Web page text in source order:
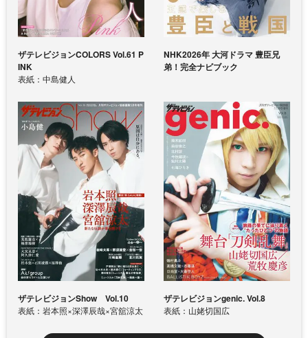
ザテレビジョンCOLORS Vol.61 P
INK
表紙：中島健人
NHK2026年 大河ドラマ 豊臣兄
弟！完全ナビブック
ザテレビジョンShow Vol.10
表紙：岩本照×深澤辰哉×宮舘涼太
ザテレビジョンgenic. Vol.8
表紙：山姥切国広